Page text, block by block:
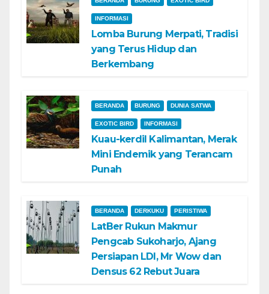
INFORMASI
Lomba Burung Merpati, Tradisi
yang Terus Hidup dan
Berkembang
BERANDA BURUNG DUNIA SATWA
EXOTIC BIRD INFORMASI
Kuau-kerdil Kalimantan, Merak
Mini Endemik yang Terancam
Punah
BERANDA DERKUKU PERISTIWA
LatBer Rukun Makmur
Pengcab Sukoharjo, Ajang
Persiapan LDI, Mr Wow dan
Densus 62 Rebut Juara